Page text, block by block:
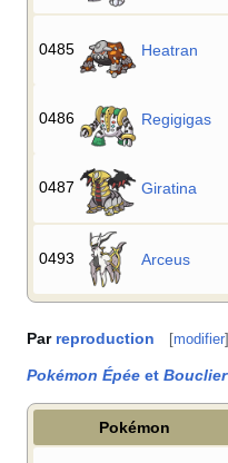
0485 Heatran
0486 Regigigas
0487 Giratina
0493 Arceus
Par reproduction [modifier]
Pokémon Épée et Bouclier
Pokémon